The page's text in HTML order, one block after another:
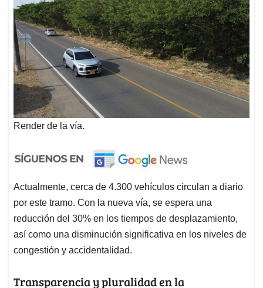
Render de la vía.
Actualmente, cerca de 4.300 vehículos circulan a diario
por este tramo. Con la nueva vía, se espera una
reducción del 30% en los tiempos de desplazamiento,
así como una disminución significativa en los niveles de
congestión y accidentalidad.
Transparencia y pluralidad en la